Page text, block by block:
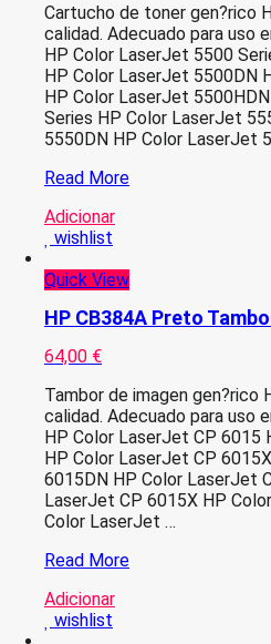
Cartucho de toner gen?rico
calidad. Adecuado para uso
HP Color LaserJet 5500
HP Color LaserJet 5500DN
HP Color LaserJet
Series HP Color LaserJet
5550DN HP Color LaserJet
HP
Magenta
Toner
Read More
Adicionar
wishlist
Quick View
HP CB384A Preto
64,00 €
Tambor de imagen gen?rico
calidad. Adecuado para uso
HP Color LaserJet CP 6015
HP Color LaserJet CP
6015DN HP Color LaserJet
LaserJet CP 6015X HP
Color LaserJet …
HP
Preto
Tambor
Read More
Adicionar
wishlist